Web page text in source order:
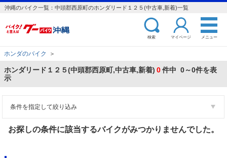
沖縄のバイク一覧：中頭郡西原町のホンダリード１２５(中古車,新着)一覧
検索 マイページ メニュー
ホンダのバイク ＞
ホンダリード１２５(中頭郡西原町,中古車,新着) 0件中 0～0件を表
示
条件を指定して絞り込み
お探しの条件に該当するバイクがみつかりませんでした。